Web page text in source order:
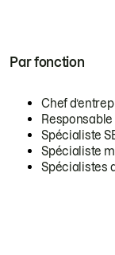
Par fonction
Chef
Responsable
Spécialiste
Spécialiste
Spécialistes